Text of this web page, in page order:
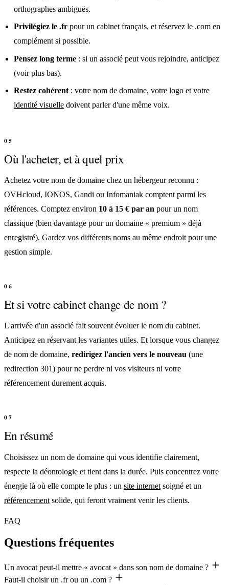
orthographes ambiguës.
Privilégiez le .fr pour un cabinet français, et réservez le .com en
complément si possible.
Pensez long terme : si un associé peut vous rejoindre, anticipez
(voir plus bas).
Restez cohérent : votre nom de domaine, votre logo et votre
identité visuelle doivent parler d'une même voix.
Où l'acheter, et à quel prix
Achetez votre nom de domaine chez un hébergeur reconnu :
OVHcloud, IONOS, Gandi ou Infomaniak comptent parmi les
références. Comptez environ 10 à 15 € par an pour un nom
classique (bien davantage pour un domaine « premium » déjà
enregistré). Gardez vos différents noms au même endroit pour une
gestion simple.
Et si votre cabinet change de nom ?
L'arrivée d'un associé fait souvent évoluer le nom du cabinet.
Anticipez en réservant les variantes utiles. Et lorsque vous changez
de nom de domaine, redirigez l'ancien vers le nouveau (une
redirection 301) pour ne perdre ni vos visiteurs ni votre
référencement durement acquis.
En résumé
Choisissez un nom de domaine qui vous identifie clairement,
respecte la déontologie et tient dans la durée. Puis concentrez votre
énergie là où elle compte le plus : un site internet soigné et un
référencement solide, qui feront vraiment venir les clients.
FAQ
Questions fréquentes
Un avocat peut-il mettre « avocat » dans son nom de domaine ?
Faut-il choisir un .fr ou un .com ?